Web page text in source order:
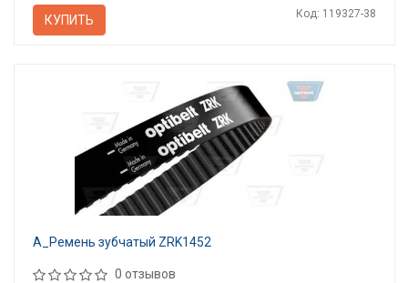
КУПИТЬ Код: 119327-38
А_Ремень зубчатый ZRK1452
0 отзывов